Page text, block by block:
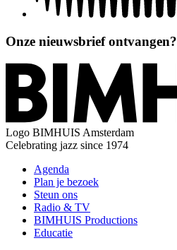
Onze nieuwsbrief ontvangen?
Logo BIMHUIS Amsterdam
Celebrating jazz since 1974
Agenda
Plan je bezoek
Steun ons
Radio & TV
BIMHUIS Productions
Educatie